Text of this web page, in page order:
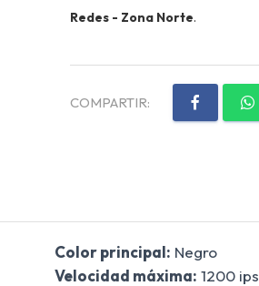
Redes - Zona Norte.
COMPARTIR:
Color principal: Negro
Velocidad máxima: 1200 ips